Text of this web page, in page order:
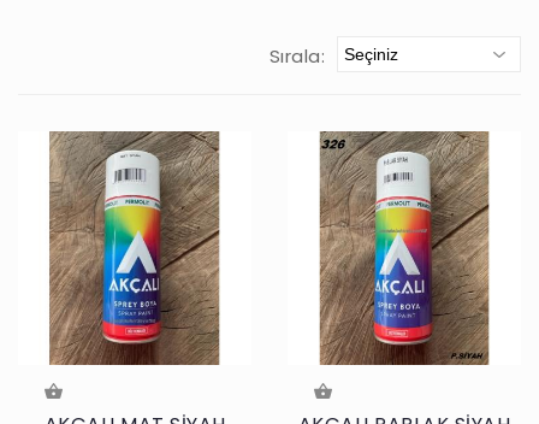
Sırala: